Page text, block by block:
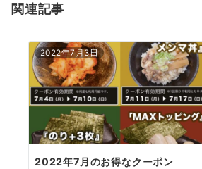
ン
関連記事
2022年7月3日
2022年7月のお得なクーポン